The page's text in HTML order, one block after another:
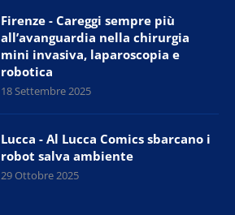
Firenze - Careggi sempre più
all’avanguardia nella chirurgia
mini invasiva, laparoscopia e
robotica
18 Settembre 2025
Lucca - Al Lucca Comics sbarcano i
robot salva ambiente
29 Ottobre 2025